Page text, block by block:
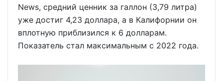
News, средний ценник за галлон (3,79 литра)
уже достиг 4,23 доллара, а в Калифорнии он
вплотную приблизился к 6 долларам.
Показатель стал максимальным с 2022 года.